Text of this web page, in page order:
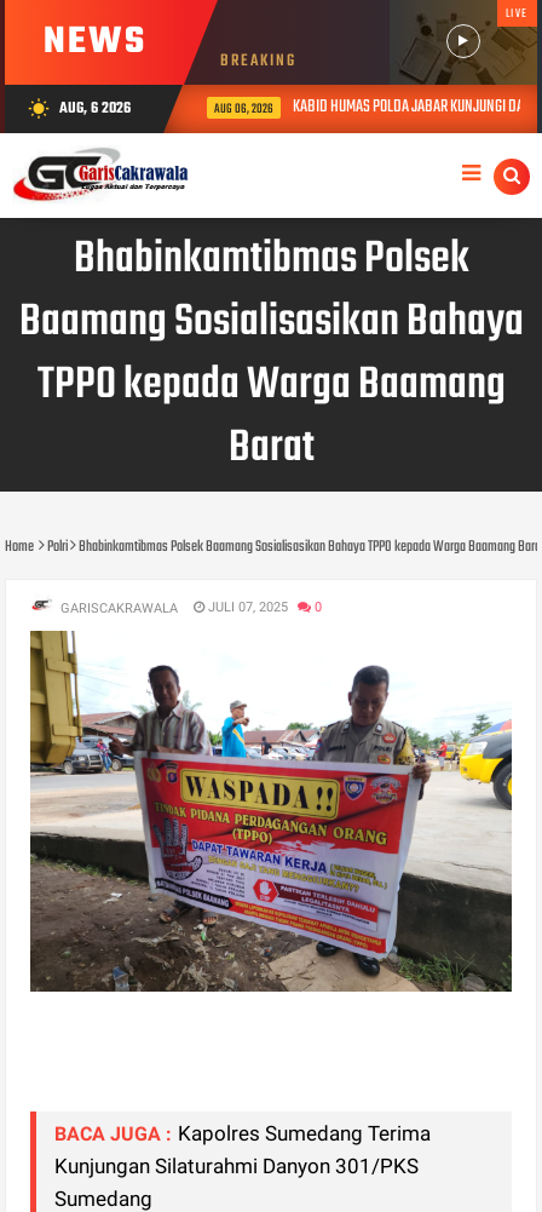
NEWS BREAKING
LIVE
wb_sunny AUG, 6 2026 AUG 06, 2026 KABID HUMAS POLDA JABAR KUNJUNGI DAN
Bhabinkamtibmas Polsek
Baamang Sosialisasikan Bahaya
TPPO kepada Warga Baamang
Barat
Home Polri Bhabinkamtibmas Polsek Baamang Sosialisasikan Bahaya TPPO kepada Warga Baamang
GARISCAKRAWALA JULI 07, 2025 0
BACA JUGA : Kapolres Sumedang Terima
Kunjungan Silaturahmi Danyon 301/PKS
Sumedang